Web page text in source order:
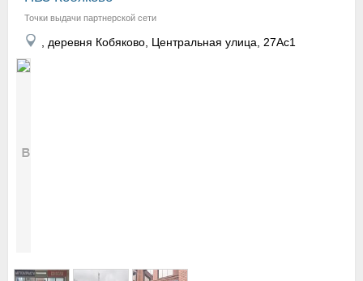
Точки выдачи партнерской сети
, деревня Кобяково, Центральная улица, 27Ас1